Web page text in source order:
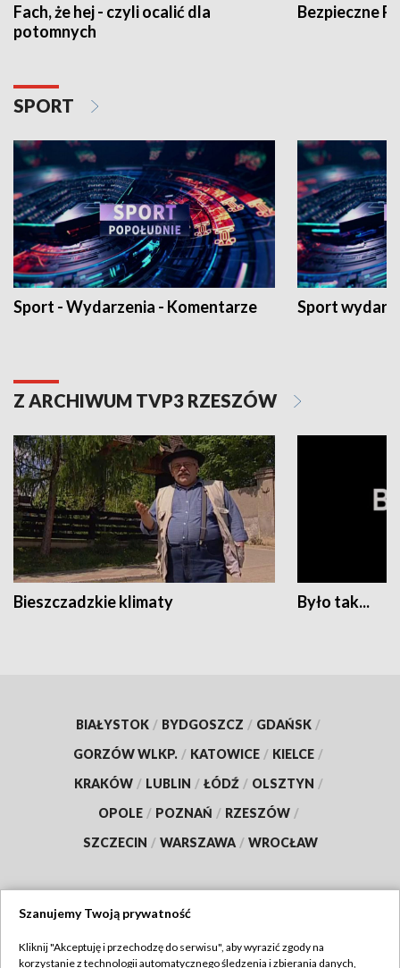
Fach, że hej - czyli ocalić dla
potomnych
Bezpieczne
SPORT
Sport - Wydarzenia - Komentarze Sport
Z ARCHIWUM TVP3 RZESZÓW
Bieszczadzkie klimaty Było tak...
BIAŁYSTOK / BYDGOSZCZ / GDAŃSK /
GORZÓW WLKP. / KATOWICE / KIELCE /
KRAKÓW / LUBLIN / ŁÓDŹ / OLSZTYN /
OPOLE / POZNAŃ / RZESZÓW /
SZCZECIN / WARSZAWA / WROCŁAW
Szanujemy Twoją prywatność
Kliknij "Akceptuję i przechodzę do serwisu", aby wyrazić zgody na
korzystanie z technologii automatycznego śledzenia i zbierania danych,